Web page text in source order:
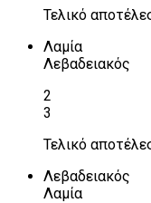
Τελικό
Λαμία
Λεβαδειακός
2
3
Τελικό
Λεβαδειακός
Λαμία